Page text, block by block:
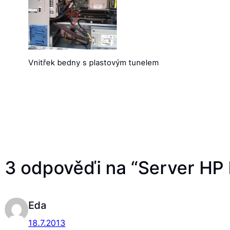
Vnitřek bedny s plastovým tunelem
3 odpověďi na “Server
Eda
18.7.2013